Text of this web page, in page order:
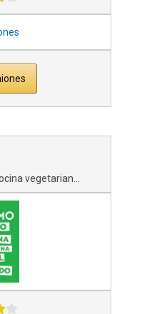
vegetarian...